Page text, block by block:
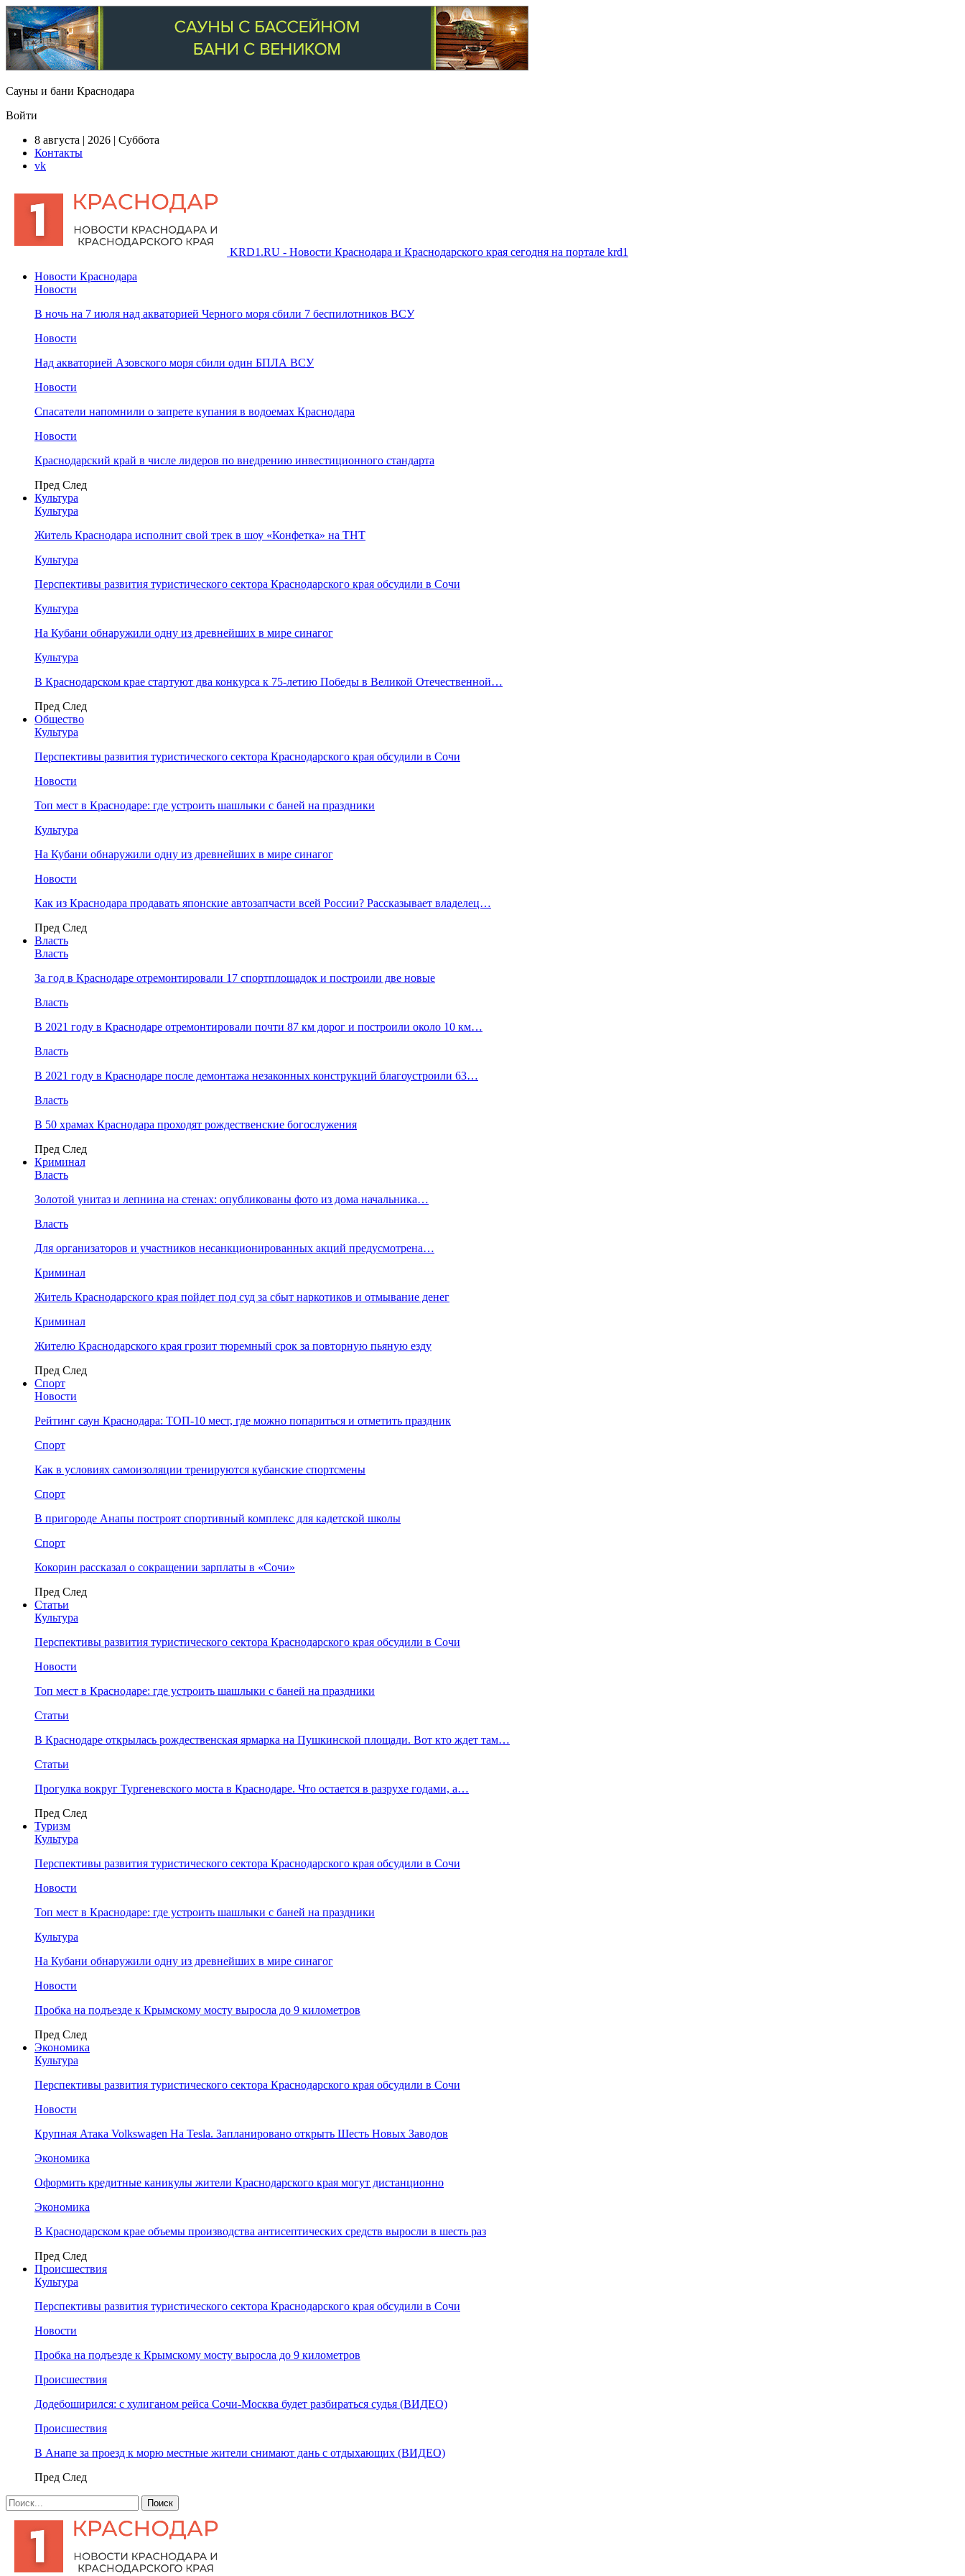
Сауны и бани Краснодара
Войти
8 августа | 2026 | Суббота
Контакты
vk
KRD1.RU - Новости Краснодара и Краснодарского края сегодня на портале krd1
Новости Краснодара
Новости
В ночь на 7 июля над акваторией Черного моря сбили 7 беспилотников ВСУ
Новости
Над акваторией Азовского моря сбили один БПЛА ВСУ
Новости
Спасатели напомнили о запрете купания в водоемах Краснодара
Новости
Краснодарский край в числе лидеров по внедрению инвестиционного стандарта
Пред След
Культура
Культура
Житель Краснодара исполнит свой трек в шоу «Конфетка» на ТНТ
Культура
Перспективы развития туристического сектора Краснодарского края обсудили в Сочи
Культура
На Кубани обнаружили одну из древнейших в мире синагог
Культура
В Краснодарском крае стартуют два конкурса к 75-летию Победы в Великой Отечественной…
Пред След
Общество
Культура
Перспективы развития туристического сектора Краснодарского края обсудили в Сочи
Новости
Топ мест в Краснодаре: где устроить шашлыки с баней на праздники
Культура
На Кубани обнаружили одну из древнейших в мире синагог
Новости
Как из Краснодара продавать японские автозапчасти всей России? Рассказывает владелец…
Пред След
Власть
Власть
За год в Краснодаре отремонтировали 17 спортплощадок и построили две новые
Власть
В 2021 году в Краснодаре отремонтировали почти 87 км дорог и построили около 10 км…
Власть
В 2021 году в Краснодаре после демонтажа незаконных конструкций благоустроили 63…
Власть
В 50 храмах Краснодара проходят рождественские богослужения
Пред След
Криминал
Власть
​Золотой унитаз и лепнина на стенах: опубликованы фото из дома начальника…
Власть
Для организаторов и участников несанкционированных акций предусмотрена…
Криминал
Житель Краснодарского края пойдет под суд за сбыт наркотиков и отмывание денег
Криминал
Жителю Краснодарского края грозит тюремный срок за повторную пьяную езду
Пред След
Спорт
Новости
Рейтинг саун Краснодара: ТОП-10 мест, где можно попариться и отметить праздник
Спорт
Как в условиях самоизоляции тренируются кубанские спортсмены
Спорт
В пригороде Анапы построят спортивный комплекс для кадетской школы
Спорт
Кокорин рассказал о сокращении зарплаты в «Сочи»
Пред След
Статьи
Культура
Перспективы развития туристического сектора Краснодарского края обсудили в Сочи
Новости
Топ мест в Краснодаре: где устроить шашлыки с баней на праздники
Статьи
В Краснодаре открылась рождественская ярмарка на Пушкинской площади. Вот кто ждет там…
Статьи
Прогулка вокруг Тургеневского моста в Краснодаре. Что остается в разрухе годами, а…
Пред След
Туризм
Культура
Перспективы развития туристического сектора Краснодарского края обсудили в Сочи
Новости
Топ мест в Краснодаре: где устроить шашлыки с баней на праздники
Культура
На Кубани обнаружили одну из древнейших в мире синагог
Новости
Пробка на подъезде к Крымскому мосту выросла до 9 километров
Пред След
Экономика
Культура
Перспективы развития туристического сектора Краснодарского края обсудили в Сочи
Новости
Крупная Атака Volkswagen На Tesla. Запланировано открыть Шесть Новых Заводов
Экономика
Оформить кредитные каникулы жители Краснодарского края могут дистанционно
Экономика
В Краснодарском крае объемы производства антисептических средств выросли в шесть раз
Пред След
Происшествия
Культура
Перспективы развития туристического сектора Краснодарского края обсудили в Сочи
Новости
Пробка на подъезде к Крымскому мосту выросла до 9 километров
Происшествия
Додебоширился: с хулиганом рейса Сочи-Москва будет разбираться судья (ВИДЕО)
Происшествия
В Анапе за проезд к морю местные жители снимают дань с отдыхающих (ВИДЕО)
Пред След